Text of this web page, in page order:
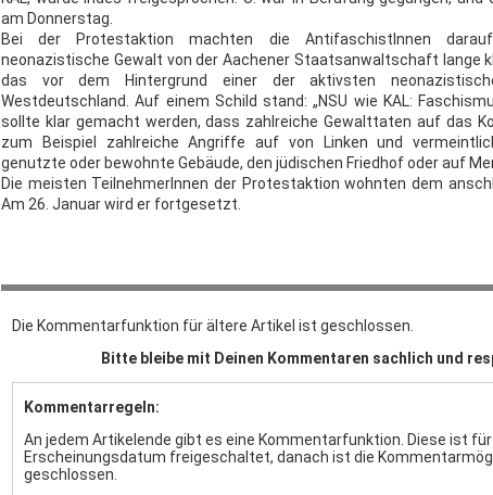
am Donnerstag.
Bei der Protestaktion machten die AntifaschistInnen
neonazistische Gewalt von der Aachener Staatsanwaltschaft lange
das vor dem Hintergrund einer der aktivsten
Westdeutschland. Auf einem Schild stand: „NSU wie KAL:
sollte klar gemacht werden, dass zahlreiche Gewalttaten auf das
zum Beispiel zahlreiche Angriffe auf von Linken und
genutzte oder bewohnte Gebäude, den jüdischen Friedhof oder auf
Die meisten TeilnehmerInnen der Protestaktion wohnten dem
Am 26. Januar wird er fortgesetzt.
Die Kommentarfunktion für ältere Artikel ist geschlossen.
Bitte bleibe mit Deinen Kommentaren sachlich und
Kommentarregeln:
An jedem Artikelende gibt es eine Kommentarfunktion. Diese ist
Erscheinungsdatum freigeschaltet, danach ist die
geschlossen.